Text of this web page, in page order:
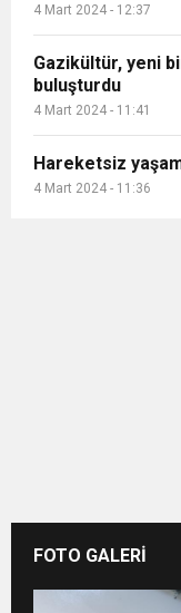
4 Mart 2024 - 12:37
Gazikültür, yeni
buluşturdu
4 Mart 2024 - 11:41
Hareketsiz
4 Mart 2024 - 11:36
FOTO GALERİ